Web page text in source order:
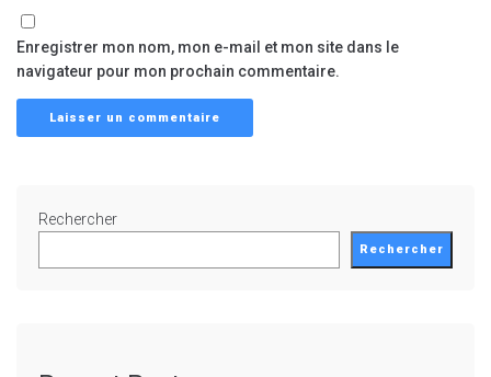
Enregistrer mon nom, mon e-mail et mon site dans le
navigateur pour mon prochain commentaire.
Rechercher
Rechercher